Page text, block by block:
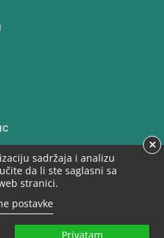
prava zadržana.
sadržaja i analizu
da li ste saglasni sa
stranici.
postavke
Privatam
×